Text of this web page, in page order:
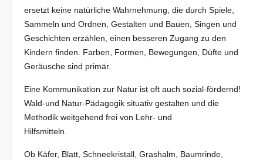
ersetzt keine natürliche Wahrnehmung, die durch Spiele,
Sammeln und Ordnen, Gestalten und Bauen, Singen und
Geschichten erzählen, einen besseren Zugang zu den
Kindern finden. Farben, Formen, Bewegungen, Düfte und
Geräusche sind primär.
Eine Kommunikation zur Natur ist oft auch sozial-fördernd!
Wald-und Natur-Pädagogik situativ gestalten und die
Methodik weitgehend frei von Lehr- und
Hilfsmitteln.
Ob Käfer, Blatt, Schneekristall, Grashalm, Baumrinde,